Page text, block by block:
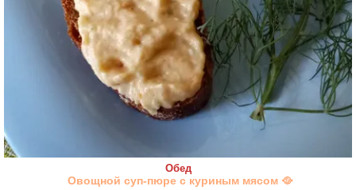
Обед
Овощной суп-пюре с куриным мясом 🥘